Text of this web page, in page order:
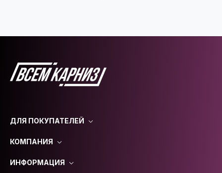
ДЛЯ ПОКУПАТЕЛЕЙ
КОМПАНИЯ
ИНФОРМАЦИЯ